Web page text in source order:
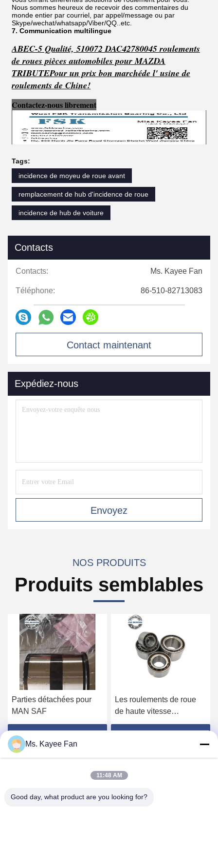
Nous sommes heureux de recevoir des commentaires du
monde entier par courriel, par appel/message ou par
Skype/wechat/whatsapp/Viber/QQ..etc.
7. Communication multilingue
ABEC-5 Qualité, 510072 DAC42780045 roulements
de roues pièces automobiles pour MAZDA
TRIBUTEPour un prix bon marchéde l' usine de
roulements de Chine!
Contactez-nous librement
Tags:
incidence de moyeu de roue avant
remplacement de hub d'incidence de roue
incidence de hub de voiture
Contacts
Contacts: Ms. Kayee Fan
Téléphone: 86-510-82713083
Contact maintenant
Expédiez-nous
Envoyez
NOS PRODUITS
Produits semblables
détachées pour
SAF
le meilleur prix
Les roulements de roue
de haute vitesse
DU49840048 11062176
49X84X48mm acier de
haute qualité
pour
Ms. Kayee Fan
11:48 AM
Good day, what product are you looking for?